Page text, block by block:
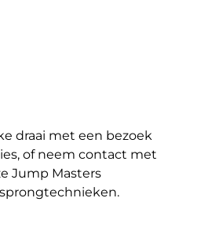
draai met een bezoek
of neem contact met
Jump Masters